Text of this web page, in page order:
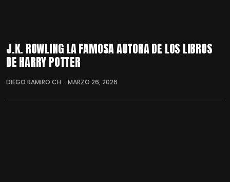
J.K. ROWLING LA FAMOSA AUTORA DE LOS LIBROS
DE HARRY POTTER
DIEGO RAMIRO CH. MARZO 26, 2026